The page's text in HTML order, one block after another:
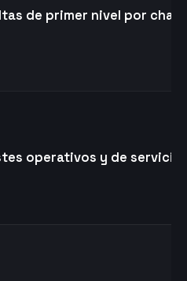
de primer nivel por
operativos y de servicio